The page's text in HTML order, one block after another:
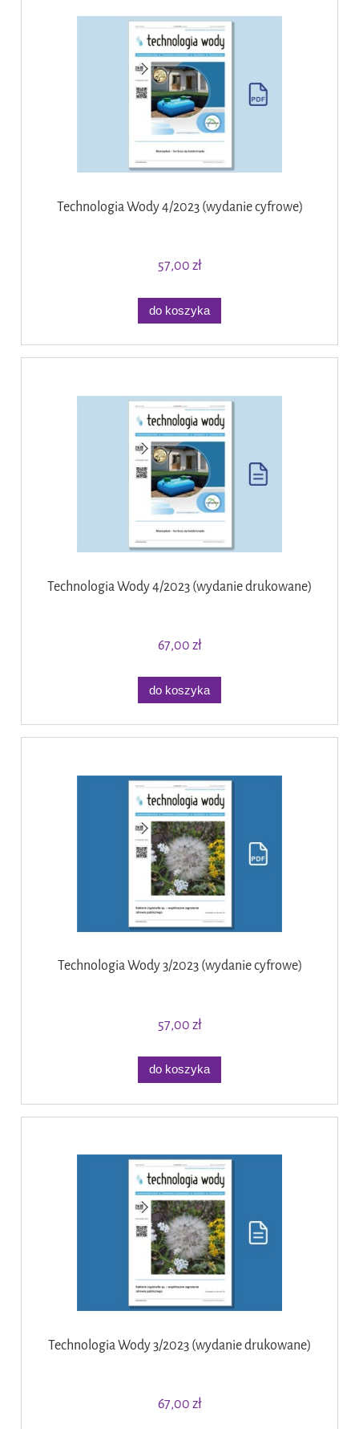
Technologia Wody 4/2023 (wydanie cyfrowe)
57,00 zł
do koszyka
Technologia Wody 4/2023 (wydanie drukowane)
67,00 zł
do koszyka
Technologia Wody 3/2023 (wydanie cyfrowe)
57,00 zł
do koszyka
Technologia Wody 3/2023 (wydanie drukowane)
67,00 zł